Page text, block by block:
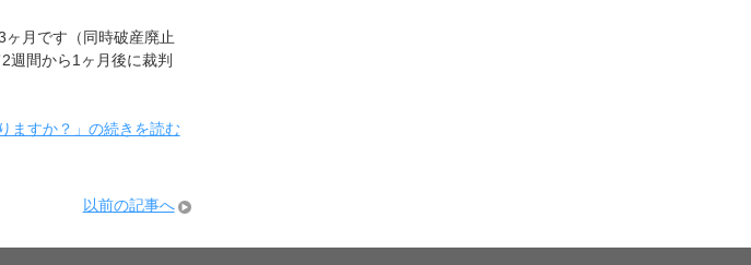
月です（同時破産廃止
週間から1ヶ月後に裁判
ますか？」の続きを読む
以前の記事へ